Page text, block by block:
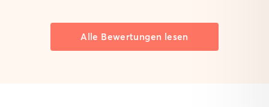
Alle Bewertungen lesen